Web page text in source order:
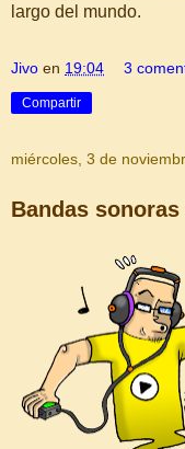
largo del mundo.
Jivo en 19:04 3
Compartir
miércoles, 3 de
Bandas